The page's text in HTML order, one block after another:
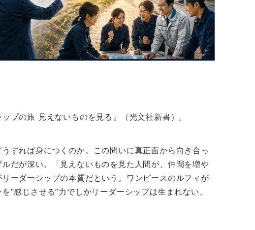
プの旅 見えないものを見る』（光文社新書）。
すれば身につくのか。この問いに真正面から向き合っ
だが深い。「見えないものを見た人間が、仲間を増や
ーダーシップの本質だという。ワンピースのルフィが
”感じさせる”力でしかリーダーシップは生まれない、